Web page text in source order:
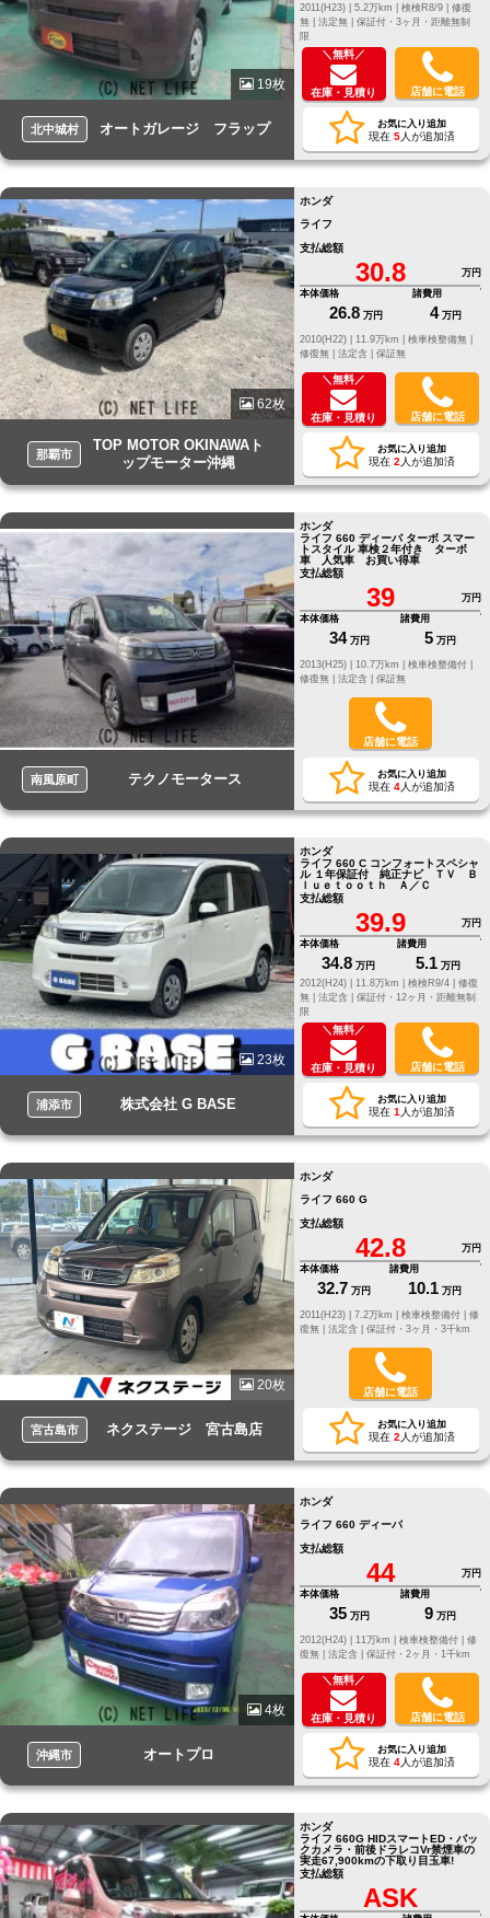
19枚
北中城村 オートガレージ フラップ
2011(H23) |
5.2万km | 検検R8/9 | 修復
無 | 法定無 | 保証付・3ヶ月・距離無制
限
＼無料／
在庫・見積り 店舗に電話
お気に入り追加
現在 5人が追加済
62枚
那覇市
TOP MOTOR OKINAWAト
ップモーター沖縄
ホンダ
ライフ
支払総額
30.8
万円
本体価格
26.8 万円
諸費用
4 万円
修復無 | 法定含 | 保証無
＼無料／
在庫・見積り 店舗に電話
お気に入り追加
現在 2 人が追加済
南風原町 テクノモータース
ホンダ
ライフ 660 ディーバ ターボ スマー
トスタイル 車検２年付き ターボ
車 人気車 お買い得車
支払総額
39
万円
本体価格
34 万円
諸費用
5 万円
修復無 | 法定含 | 保証無
店舗に電話
お気に入り追加
現在 4人が追加済
23枚
浦添市 株式会社 G BASE
ホンダ
ライフ 660 C コンフォートスペシャ
ル １年保証付 純正ナビ ＴＶ Ｂ
ｌｕｅｔｏｏｔｈ Ａ／Ｃ
支払総額
39.9
万円
本体価格
34.8 万円
諸費用
5.1 万円
2012(H24) |
11.8万km | 検検R9/4 | 修復
無 | 法定含 | 保証付・12ヶ月・距離無制
限
＼無料／
在庫・見積り 店舗に電話
お気に入り追加
現在 1 人が追加済
20枚
宮古島市 ネクステージ 宮古島店
ホンダ
ライフ 660 G
支払総額
42.8
万円
本体価格
32.7 万円
諸費用
10.1 万円
修
復無 | 法定含 | 保証付・3ヶ月・3千km
店舗に電話
お気に入り追加
現在 2 人が追加済
4枚
沖縄市 オートプロ
ホンダ
ライフ 660 ディーバ
支払総額
44
万円
本体価格
35 万円
諸費用
9 万円
修
復無 | 法定含 | 保証付・2ヶ月・1千km
＼無料／
在庫・見積り 店舗に電話
お気に入り追加
現在 4人が追加済
ホンダ
ライフ 660G HIDスマートED・バッ
クカメラ・前後ドラレコVr禁煙車の
実走67,900kmの下取り目玉車!
支払総額
ASK